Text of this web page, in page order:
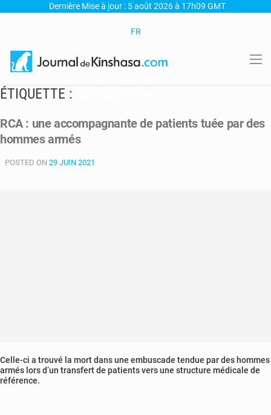
Dernière Mise à jour : 5 août 2026 à 17h09 GMT
FR
ÉTIQUETTE :
RCA : une accompagnante de patients tuée par des
hommes armés
POSTED ON 29 JUIN 2021
Celle-ci a trouvé la mort dans une embuscade tendue par des hommes
armés lors d’un transfert de patients vers une structure médicale de
référence.